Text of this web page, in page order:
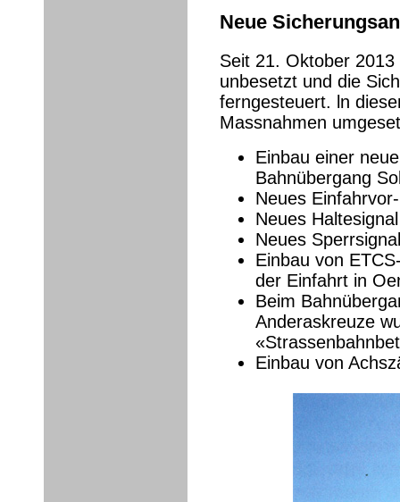
Neue
Seit 21. Oktober
unbesetzt und die
ferngesteuert. ln
Massnahmen
Einbau einer
Bahnübergang
Neues
Neues
Neues
Einbau von
der Einfahrt in
Beim
Anderaskreuze
Einbau von